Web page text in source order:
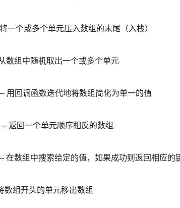
一个或多个单元压入数组的末尾（入栈）
数组中随机取出一个或多个单元
用回调函数迭代地将数组简化为单一的值
返回一个单元顺序相反的数组
在数组中搜索给定的值，如果成功则返回相应的
数组开头的单元移出数组